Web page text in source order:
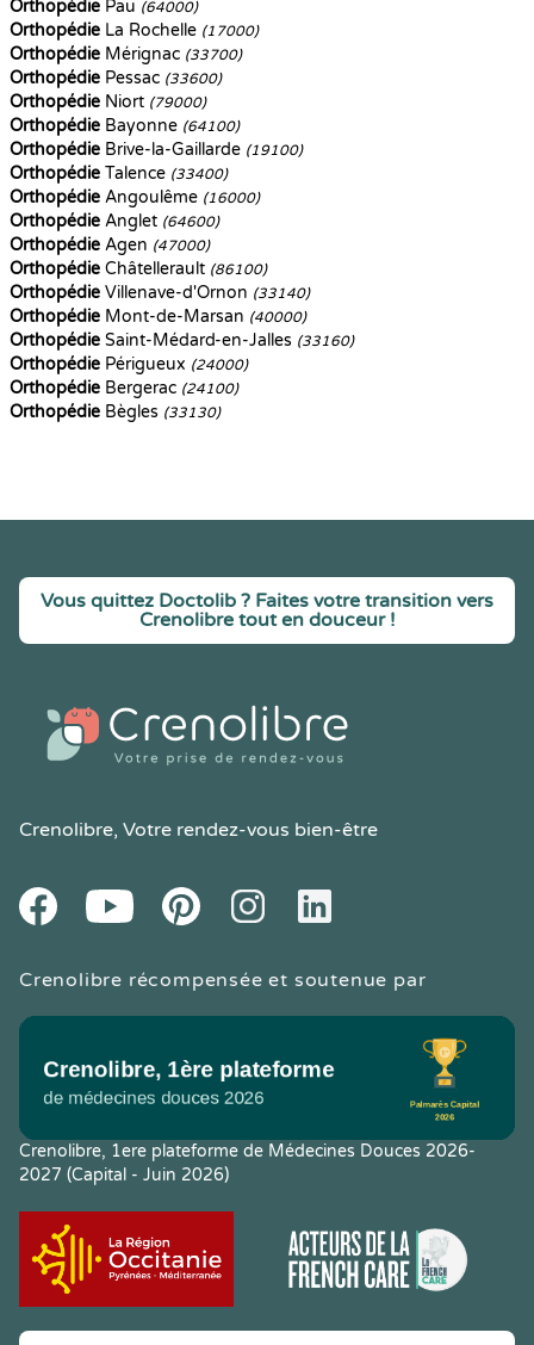
Orthopédie Pau (64000)
Orthopédie La Rochelle (17000)
Orthopédie Mérignac (33700)
Orthopédie Pessac (33600)
Orthopédie Niort (79000)
Orthopédie Bayonne (64100)
Orthopédie Brive-la-Gaillarde (19100)
Orthopédie Talence (33400)
Orthopédie Angoulême (16000)
Orthopédie Anglet (64600)
Orthopédie Agen (47000)
Orthopédie Châtellerault (86100)
Orthopédie Villenave-d'Ornon (33140)
Orthopédie Mont-de-Marsan (40000)
Orthopédie Saint-Médard-en-Jalles (33160)
Orthopédie Périgueux (24000)
Orthopédie Bergerac (24100)
Orthopédie Bègles (33130)
Vous quittez Doctolib ? Faites votre transition vers
Crenolibre tout en douceur !
Crenolibre, Votre rendez-vous bien-être
FacebookYoutube PinteresetInstagramLinkedIn
Crenolibre récompensée et soutenue par
Crenolibre, 1ere plateforme de Médecines Douces 2026-
2027 (Capital - Juin 2026)